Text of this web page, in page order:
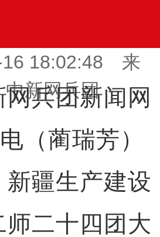
16 18:02:48 来
中新网兵团
兵团新闻网
（蔺瑞芳）
新疆生产建设
师二十四团大